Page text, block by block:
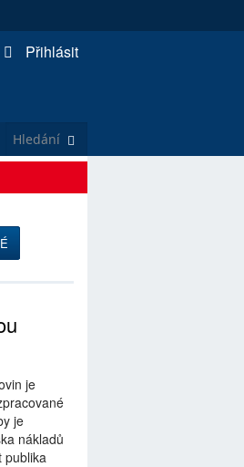
Přihlásit
je
je
nákladů
publika